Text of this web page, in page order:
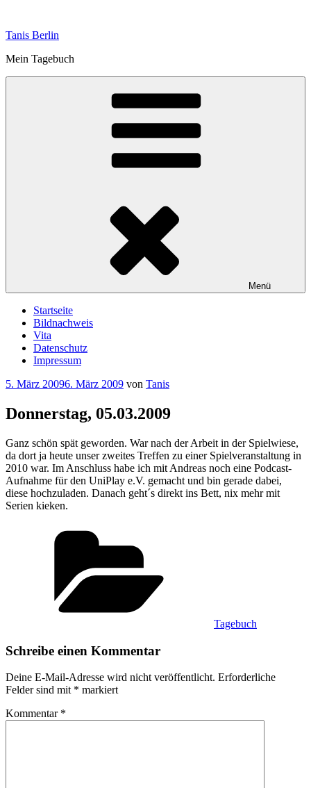
springen
Tanis Berlin
Mein Tagebuch
Menü
Startseite
Bildnachweis
Vita
Datenschutz
Impressum
Veröffentlicht
5. März 20096. März 2009 von Tanis
Donnerstag, 05.03.2009
Ganz schön spät geworden. War nach der Arbeit in der Spielwiese,
da dort ja heute unser zweites Treffen zu einer Spielveranstaltung in
2010 war. Im Anschluss habe ich mit Andreas noch eine Podcast-
Aufnahme für den UniPlay e.V. gemacht und bin gerade dabei,
diese hochzuladen. Danach geht´s direkt ins Bett, nix mehr mit
Serien kieken.
Tagebuch
Schreibe einen Kommentar
Deine E-Mail-Adresse wird nicht veröffentlicht. Erforderliche
Felder sind mit * markiert
Kommentar *